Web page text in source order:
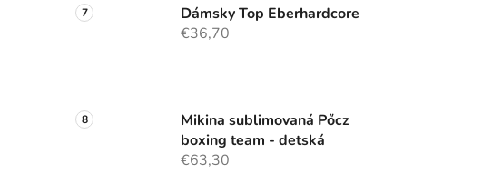
Dámsky Top Eberhardcore
€36,70
Mikina sublimovaná Pőcz
boxing team - detská
€63,30